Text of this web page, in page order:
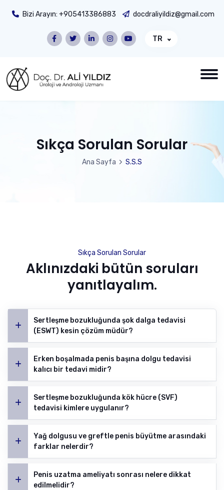
Bizi Arayın: +905413386883 docdraliyildiz@gmail.com
TR
Sıkça Sorulan Sorular
Ana Sayfa S.S.S
Sıkça Sorulan Sorular
Aklınızdaki bütün soruları
yanıtlayalım.
Sertleşme bozukluğunda şok dalga tedavisi
(ESWT) kesin çözüm müdür?
Erken boşalmada penis başına dolgu tedavisi
kalıcı bir tedavi midir?
Sertleşme bozukluğunda kök hücre (SVF)
tedavisi kimlere uygulanır?
Yağ dolgusu ve greftle penis büyütme arasındaki
farklar nelerdir?
Penis uzatma ameliyatı sonrası nelere dikkat
edilmelidir?